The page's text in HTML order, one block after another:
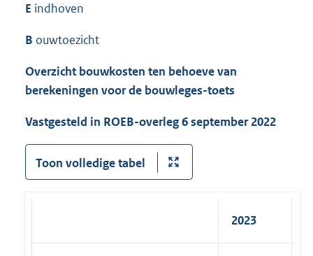
E indhoven
B ouwtoezicht
Overzicht bouwkosten ten behoeve van
berekeningen voor de bouwleges-toets
Vastgesteld in ROEB-overleg 6 september 2022
Toon volledige tabel
2023